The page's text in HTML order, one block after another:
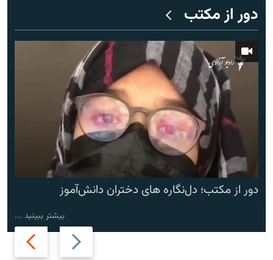
دور از مکتب
Previous
slide
Next
slide
دور از مکتب؛ دل‌نگاره های دختران دانش‌آموز
بیشتر ببینید ...